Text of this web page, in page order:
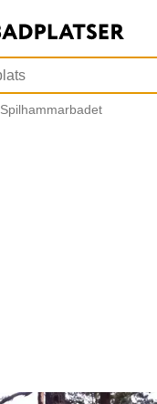
Spilhammarbadet